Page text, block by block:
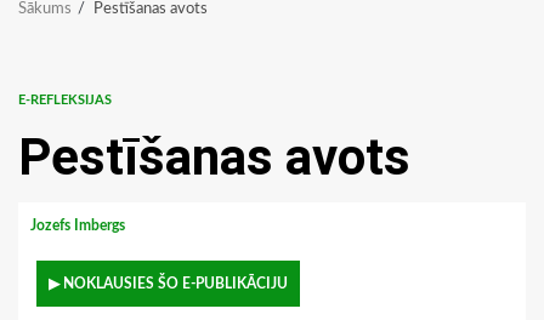
Sākums Pestīšanas avots
E-REFLEKSIJAS
Pestīšanas avots
Jozefs Imbergs
▶ NOKLAUSIES ŠO E-PUBLIKĀCIJU